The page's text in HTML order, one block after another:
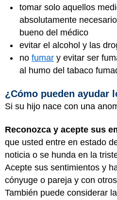
tomar solo aquellos
absolutamente
bueno del médico
evitar el alcohol y las
no fumar y evitar ser
al humo del tabaco
¿Cómo pueden ayudar
Si su hijo nace con una
Reconozca y acepte sus
que usted entre en estado
noticia o se hunda en la
Acepte sus sentimientos y
cónyuge o pareja y con
También puede considerar